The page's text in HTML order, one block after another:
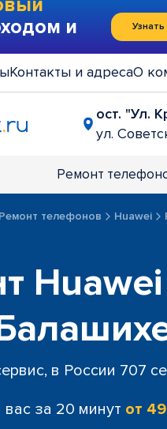
и
Контакты и адресаО
ост. "Ул.
ул.
Ремонт
Ремонт телефонов Huawei
в России 707
за 20 минут от